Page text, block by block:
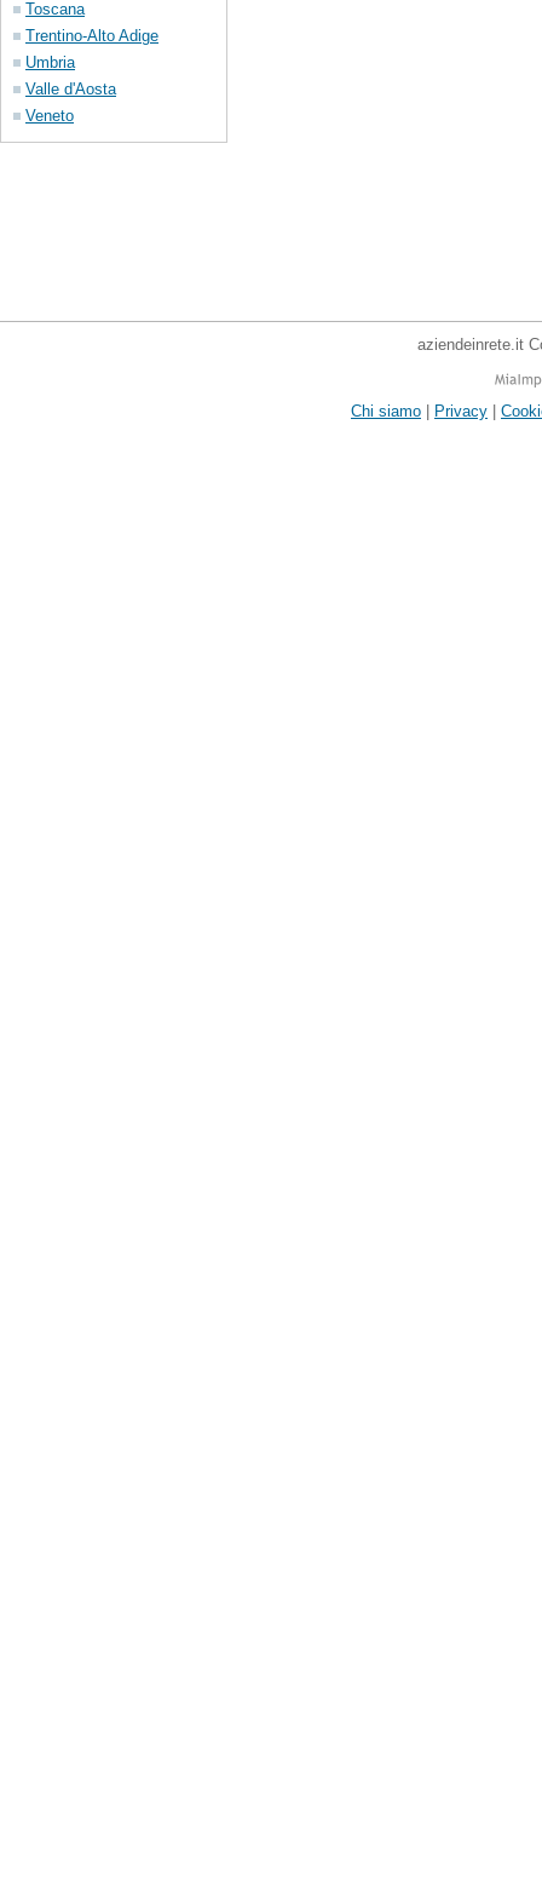
Toscana
Trentino-Alto Adige
Umbria
Valle d'Aosta
Veneto
aziendeinrete.it
Chi siamo | Privacy |